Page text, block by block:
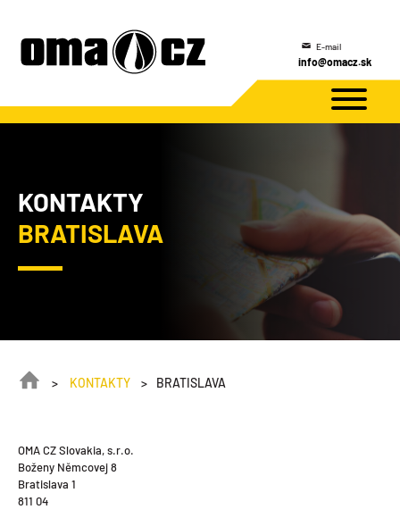
E-mail
info@omacz.sk
KONTAKTY
BRATISLAVA
KONTAKTY BRATISLAVA
OMA CZ Slovakia, s.r.o.
Boženy Němcovej 8
Bratislava 1
811 04